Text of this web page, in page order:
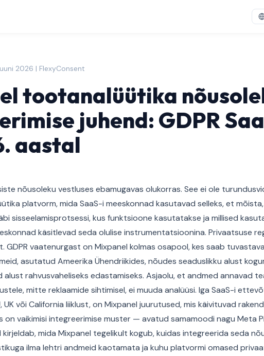
2026 | FlexyConsent
tootanalüütika
juhend: GDPR
aastal
nõusoleku vestluses ebamugavas olukorras. See ei ole
platvorm, mida SaaS-i meeskonnad kasutavad selleks, et
sisseelamisprotsessi, kus funktsioone kasutatakse ja millised
käsitlevad seda olulise instrumentatsioonina. Privaatsuse
GDPR vaatenurgast on Mixpanel kolmas osapool, kes saab tuvastava
asutatud Ameerika Ühendriikides, nõudes seaduslikku alust
rahvusvaheliseks edastamiseks. Asjaolu, et andmed annavad
mitte reklaamide sihtimisel, ei muuda analüüsi. Iga SaaS-i
UK või California liiklust, on Mixpanel juurutused, mis käivituvad
on vaikimisi integreerimise muster — avatud samamoodi nagu Meta
kirjeldab, mida Mixpanel tegelikult kogub, kuidas integreerida seda
ilma lehtri andmeid kaotamata ja kuhu platvormi omased